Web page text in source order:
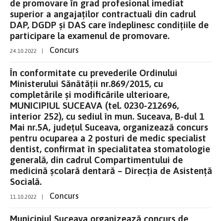
de promovare în grad profesional imediat
superior a angajaților contractuali din cadrul
DAP, DGDP și DAS care îndeplinesc condițiile de
participare la examenul de promovare.
24.10.2022 Concurs
În conformitate cu prevederile Ordinului
Ministerului Sănătății nr.869/2015, cu
completările și modificările ulterioare,
MUNICIPIUL SUCEAVA (tel. 0230-212696,
interior 252), cu sediul în mun. Suceava, B-dul 1
Mai nr.5A, județul Suceava, organizează concurs
pentru ocuparea a 2 posturi de medic specialist
dentist, confirmat în specialitatea stomatologie
generală, din cadrul Compartimentului de
medicină școlară dentară – Direcția de Asistență
Socială.
11.10.2022 Concurs
Municipiul Suceava organizează concurs de